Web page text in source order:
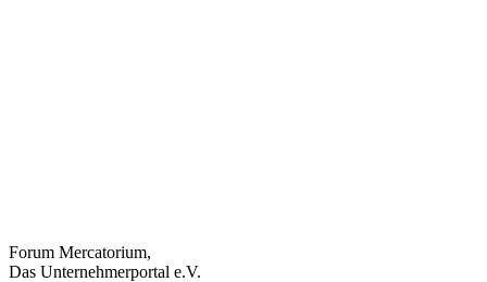
Forum Mercatorium,
Das Unternehmerportal e.V.